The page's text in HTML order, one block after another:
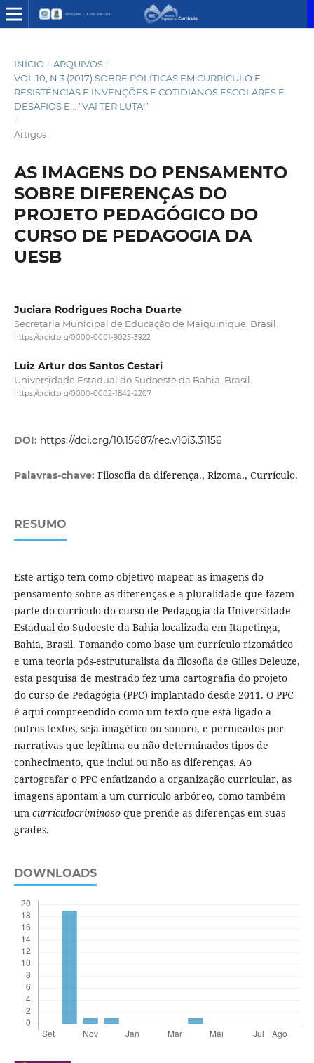
INÍCIO / ARQUIVOS /
VOL.10, N.3 (2017) SOBRE POLÍTICAS EM CURRÍCULO E
RESISTÊNCIAS E INVENÇÕES E COTIDIANOS ESCOLARES E
DESAFIOS E... “VAI TER LUTA!”
/
Artigos
AS IMAGENS DO PENSAMENTO
SOBRE DIFERENÇAS DO
PROJETO PEDAGÓGICO DO
CURSO DE PEDAGOGIA DA
UESB
Juciara Rodrigues Rocha Duarte
Secretaria Municipal de Educação de Maiquinique, Brasil.
https://orcid.org/0000-0001-9025-3922
Luiz Artur dos Santos Cestari
Universidade Estadual do Sudoeste da Bahia, Brasil.
https://orcid.org/0000-0002-1842-2207
DOI: https://doi.org/10.15687/rec.v10i3.31156
Palavras-chave: Filosofia da diferença., Rizoma., Currículo.
RESUMO
Este artigo tem como objetivo mapear as imagens do
pensamento sobre as diferenças e a pluralidade que fazem
parte do currículo do curso de Pedagogia da Universidade
Estadual do Sudoeste da Bahia localizada em Itapetinga,
Bahia, Brasil. Tomando como base um currículo rizomático
e uma teoria pós-estruturalista da filosofia de Gilles Deleuze,
esta pesquisa de mestrado fez uma cartografia do projeto
do curso de Pedagógia (PPC) implantado desde 2011. O PPC
é aqui compreendido como um texto que está ligado a
outros textos, seja imagético ou sonoro, e permeados por
narrativas que legítima ou não determinados tipos de
conhecimento, que inclui ou não as diferenças. Ao
cartografar o PPC enfatizando a organização curricular, as
imagens apontam a um currículo arbóreo, como também
um currículocriminoso que prende as diferenças em suas
grades.
DOWNLOADS